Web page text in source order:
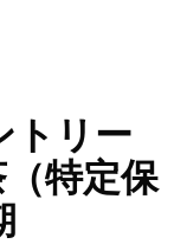
トリー
特定保